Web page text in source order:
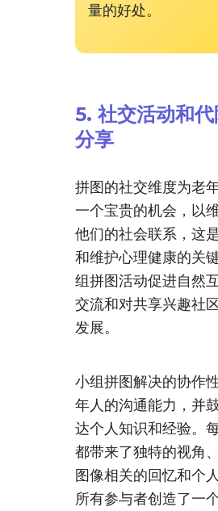
量的好处。
5. 社交活动和
分享
拼图的社交维度为老
一个宝贵的机会，以
他们的社会联系，这
和维护心理健康的关
组拼图活动促进自然
交流和对共享兴趣社
发展。
小组拼图解决的协作
年人的沟通能力，并
达个人知识和经验。
都带来了独特的视角
图像相关的回忆和个
所有参与者创造了一